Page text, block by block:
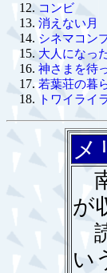
コンビ
消えない月
シネマコン
大人になっ
神さまを待
若葉荘の暮
トワイライ
が
い